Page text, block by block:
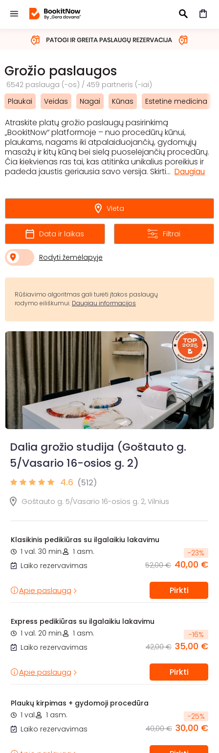
IEŠKOTI
Grožio paslaugos
6542 paslauga (-os) / 459 partneris (-iai)
Plaukai
Veidas Nagai Kūnas Estetinė medicina
Atraskite platų grožio paslaugų pasirinkimą
„BookitNow“ platformoje – nuo procedūrų kūnui,
plaukams, nagams iki atpalaiduojančių, gydomųjų
masažų ir kitų kūną bei sielą puoselėjančių procedūrų.
Čia kiekvienas ras tai, kas atitinka unikalius poreikius ir
padeda jaustis geriausia savo versija. Skirti... Daugiau
Vieta
Data ir laikas Filtrai
Rodyti žemėlapyje
Rūšiavimo algoritmas gali turėti įtakos paslaugų
rodymo eiliškumui. Daugiau informacijos
Dalia grožio studija (Goštauto g.
5/Vasario 16-osios g. 2)
4.6 (512)
Goštauto g. 5/Vasario 16-osios g. 2, Vilnius
Klasikinis pedikiūras su ilgalaikiu lakavimu
1 val. 30 min.
1 asm.
Laiko rezervavimas
-23%
52,00 € 40,00 €
Apie paslaugą Pirkti
Express pedikiūras su ilgalaikiu lakavimu
1 val. 20 min.
1 asm.
Laiko rezervavimas
-16%
42,00 € 35,00 €
Apie paslaugą Pirkti
Plaukų kirpimas + gydomoji procedūra
1 val.
1 asm.
Laiko rezervavimas
-25%
40,00 € 30,00 €